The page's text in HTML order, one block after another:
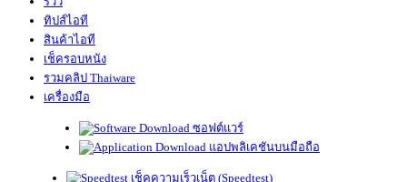
ทิปส์ไอที
สินค้าไอที
เช็ครอบหนัง
รวมคลิป Thaiware
เครื่องมือ
ซอฟต์แวร์
แอปพลิเคชันบนมือถือ
เช็คความเร็วเน็ต (Speedtest)